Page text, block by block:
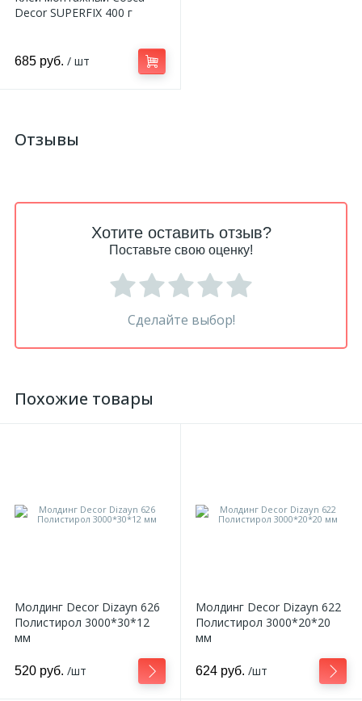
Decor SUPERFIX 400 г
685 руб. / шт
Отзывы
Хотите оставить отзыв?
Поставьте свою оценку!
Сделайте выбор!
Похожие товары
Молдинг Decor Dizayn 626
Полистирол 3000*30*12
мм
520 руб. /шт
Молдинг Decor Dizayn 622
Полистирол 3000*20*20
мм
624 руб. /шт